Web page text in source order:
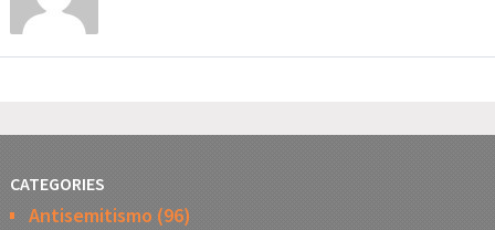
CATEGORIES
Antisemitismo (96)